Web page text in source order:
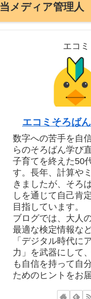
当メディア管理人
エコミ
エコミそろば
数字への苦手を自
らのそろばん学び
子育てを終えた50
す。長年、計算や
きましたが、そろ
しを通じて自己肯
目指しています。
ブログでは、大人
最適な検定情報な
「デジタル時代に
力」を武器にして
も自信を持って自
ためのヒントをお